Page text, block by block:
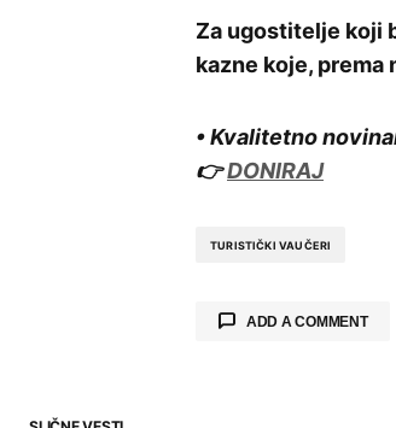
Za ugostitelje koji
kazne koje, prema
• Kvalitetno
👉DONIRAJ
TURISTIČKI VAUČERI
ADD A COMMENT